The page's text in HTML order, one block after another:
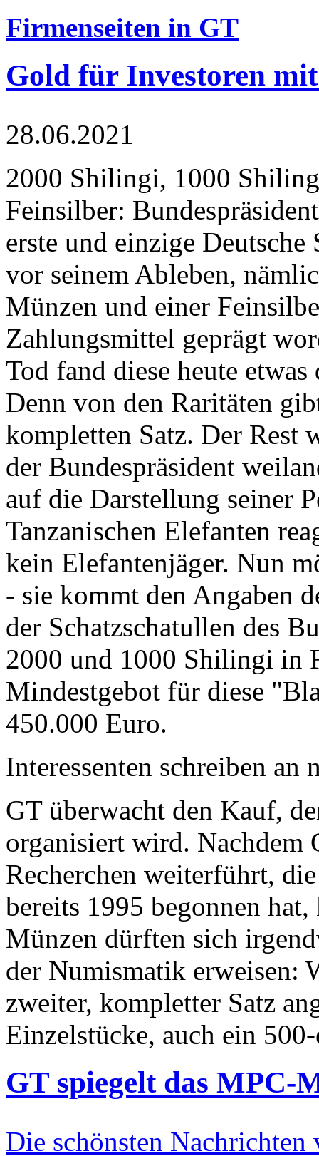
Firmenseiten in GT
Gold für Investoren
28.06.2021
2000 Shilingi, 1000
Feinsilber:
erste und einzige Deutsche
vor seinem Ableben,
Münzen und einer
Zahlungsmittel geprägt
Tod fand diese heute
Denn von den Raritäten
kompletten Satz. Der Rest
der Bundespräsident
auf die Darstellung seiner
Tanzanischen Elefanten
kein Elefantenjäger. Nun
- sie kommt den Angaben
der Schatzschatullen des
2000 und 1000 Shilingi in
Mindestgebot für diese
450.000 Euro.
Interessenten schreiben
GT überwacht den Kauf,
organisiert wird. Nachdem
Recherchen weiterführt,
bereits 1995 begonnen
Münzen dürften sich
der Numismatik erweisen:
zweiter, kompletter Satz
Einzelstücke, auch ein
GT spiegelt das MPC-
Die schönsten Nachrichten